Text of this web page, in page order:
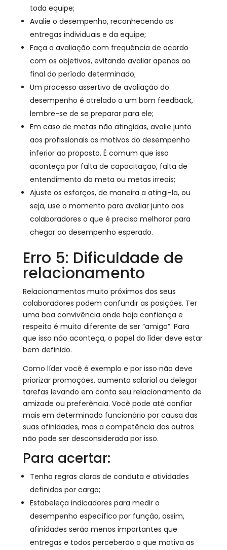
toda equipe;
Avalie o desempenho, reconhecendo as
entregas individuais e da equipe;
Faça a avaliação com frequência de acordo
com os objetivos, evitando avaliar apenas ao
final do período determinado;
Um processo assertivo de avaliação do
desempenho é atrelado a um bom feedback,
lembre-se de se preparar para ele;
Em caso de metas não atingidas, avalie junto
aos profissionais os motivos do desempenho
inferior ao proposto. É comum que isso
aconteça por falta de capacitação, falta de
entendimento da meta ou metas irreais;
Ajuste os esforços, de maneira a atingi-la, ou
seja, use o momento para avaliar junto aos
colaboradores o que é preciso melhorar para
chegar ao desempenho esperado.
Erro 5: Dificuldade de
relacionamento
Relacionamentos muito próximos dos seus
colaboradores podem confundir as posições. Ter
uma boa convivência onde haja confiança e
respeito é muito diferente de ser “amigo”. Para
que isso não aconteça, o papel do líder deve estar
bem definido.
Como líder você é exemplo e por isso não deve
priorizar promoções, aumento salarial ou delegar
tarefas levando em conta seu relacionamento de
amizade ou preferência. Você pode até confiar
mais em determinado funcionário por causa das
suas afinidades, mas a competência dos outros
não pode ser desconsiderada por isso.
Para acertar:
Tenha regras claras de conduta e atividades
definidas por cargo;
Estabeleça indicadores para medir o
desempenho específico por função, assim,
afinidades serão menos importantes que
entregas e todos perceberão o que motiva as